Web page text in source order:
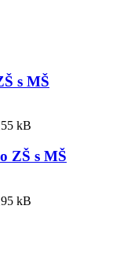
s MŠ
kB
ZŠ s MŠ
kB